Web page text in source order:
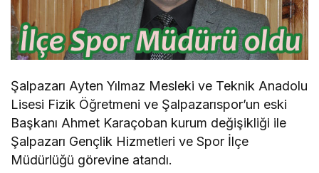
Şalpazarı Ayten Yılmaz Mesleki ve Teknik Anadolu
Lisesi Fizik Öğretmeni ve Şalpazarıspor’un eski
Başkanı Ahmet Karaçoban kurum değişikliği ile
Şalpazarı Gençlik Hizmetleri ve Spor İlçe
Müdürlüğü görevine atandı.